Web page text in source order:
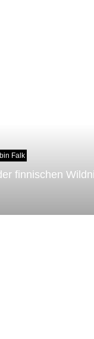
Falk
finnischen